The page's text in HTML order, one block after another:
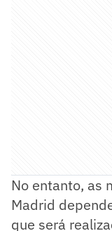
No entanto, as
Madrid
que será